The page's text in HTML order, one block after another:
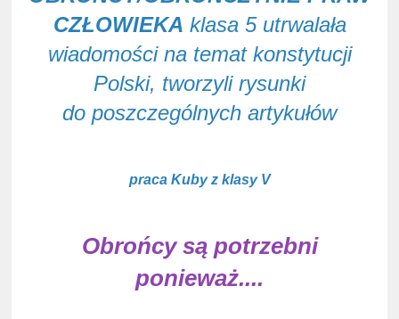
CZŁOWIEKA klasa 5 utrwalała
wiadomości na temat konstytucji
Polski, tworzyli rysunki
do poszczególnych artykułów
praca Kuby z klasy V
Obrońcy są potrzebni
ponieważ....